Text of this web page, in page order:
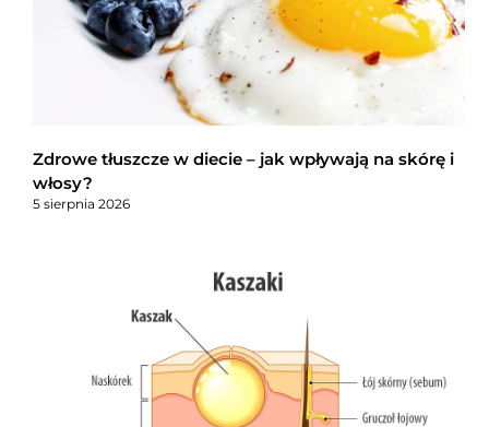
Zdrowe tłuszcze w diecie – jak wpływają na skórę i
włosy?
5 sierpnia 2026